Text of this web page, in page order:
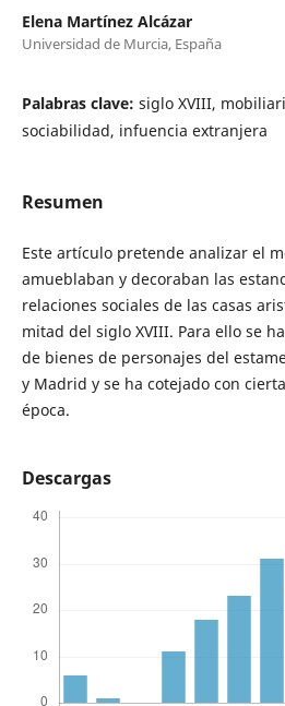
Elena Martínez Alcázar
Universidad de Murcia, España
Palabras clave: siglo XVIII,
sociabilidad, infuencia extranjera
Resumen
Este artículo pretende analizar el
amueblaban y decoraban las
relaciones sociales de las casas
mitad del siglo XVIII. Para ello se
de bienes de personajes del
y Madrid y se ha cotejado con
época.
Descargas